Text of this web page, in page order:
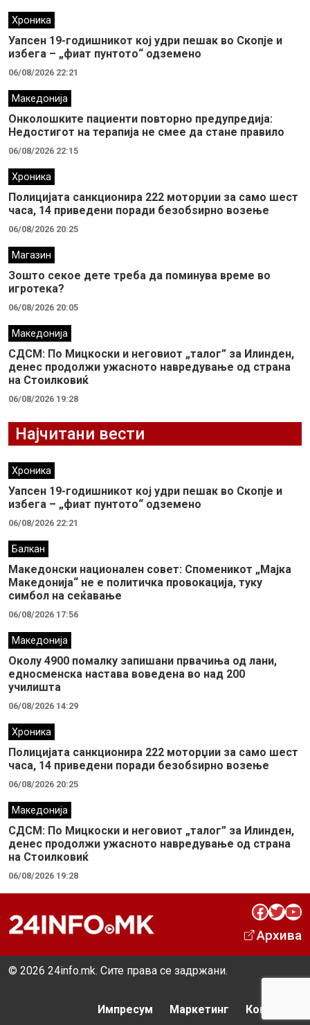
Хроника
Уапсен 19-годишникот кој удри пешак во Скопје и
избега – „фиат пунтото“ одземено
06/08/2026 22:21
Македонија
Онколошките пациенти повторно предупредија:
Недостигот на терапија не смее да стане правило
06/08/2026 22:15
Хроника
Полицијата санкционира 222 моторџии за само шест
часа, 14 приведени поради безобѕирно возење
06/08/2026 20:25
Магазин
Зошто секое дете треба да поминува време во
игротека?
06/08/2026 20:05
Македонија
СДСМ: По Мицкоски и неговиот „талог” за Илинден,
денес продолжи ужасното навредување од страна
на Стоилковиќ
06/08/2026 19:28
Најчитани вести
Хроника
Уапсен 19-годишникот кој удри пешак во Скопје и
избега – „фиат пунтото“ одземено
06/08/2026 22:21
Балкан
Македонски национален совет: Споменикот „Мајка
Македонија“ не е политичка провокација, туку
симбол на сеќавање
06/08/2026 17:56
Македонија
Околу 4900 помалку запишани првачиња од лани,
едносменска настава воведена во над 200
училишта
06/08/2026 14:29
Хроника
Полицијата санкционира 222 моторџии за само шест
часа, 14 приведени поради безобѕирно возење
06/08/2026 20:25
Македонија
СДСМ: По Мицкоски и неговиот „талог” за Илинден,
денес продолжи ужасното навредување од страна
на Стоилковиќ
06/08/2026 19:28
Facebook Twitter YouTube
Архива
© 2026 24info.mk. Сите права се задржани.
Импресум Маркетинг Контакт